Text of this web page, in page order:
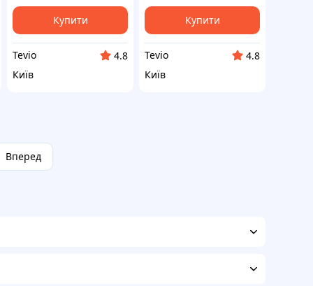
Купити
Tevio
4.8
Київ
Купити
Tevio
4.8
Київ
Вперед